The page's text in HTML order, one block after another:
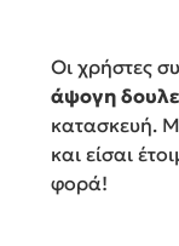
Οι χρήστες
άψογη
κατασκευή.
και είσαι
φορά!